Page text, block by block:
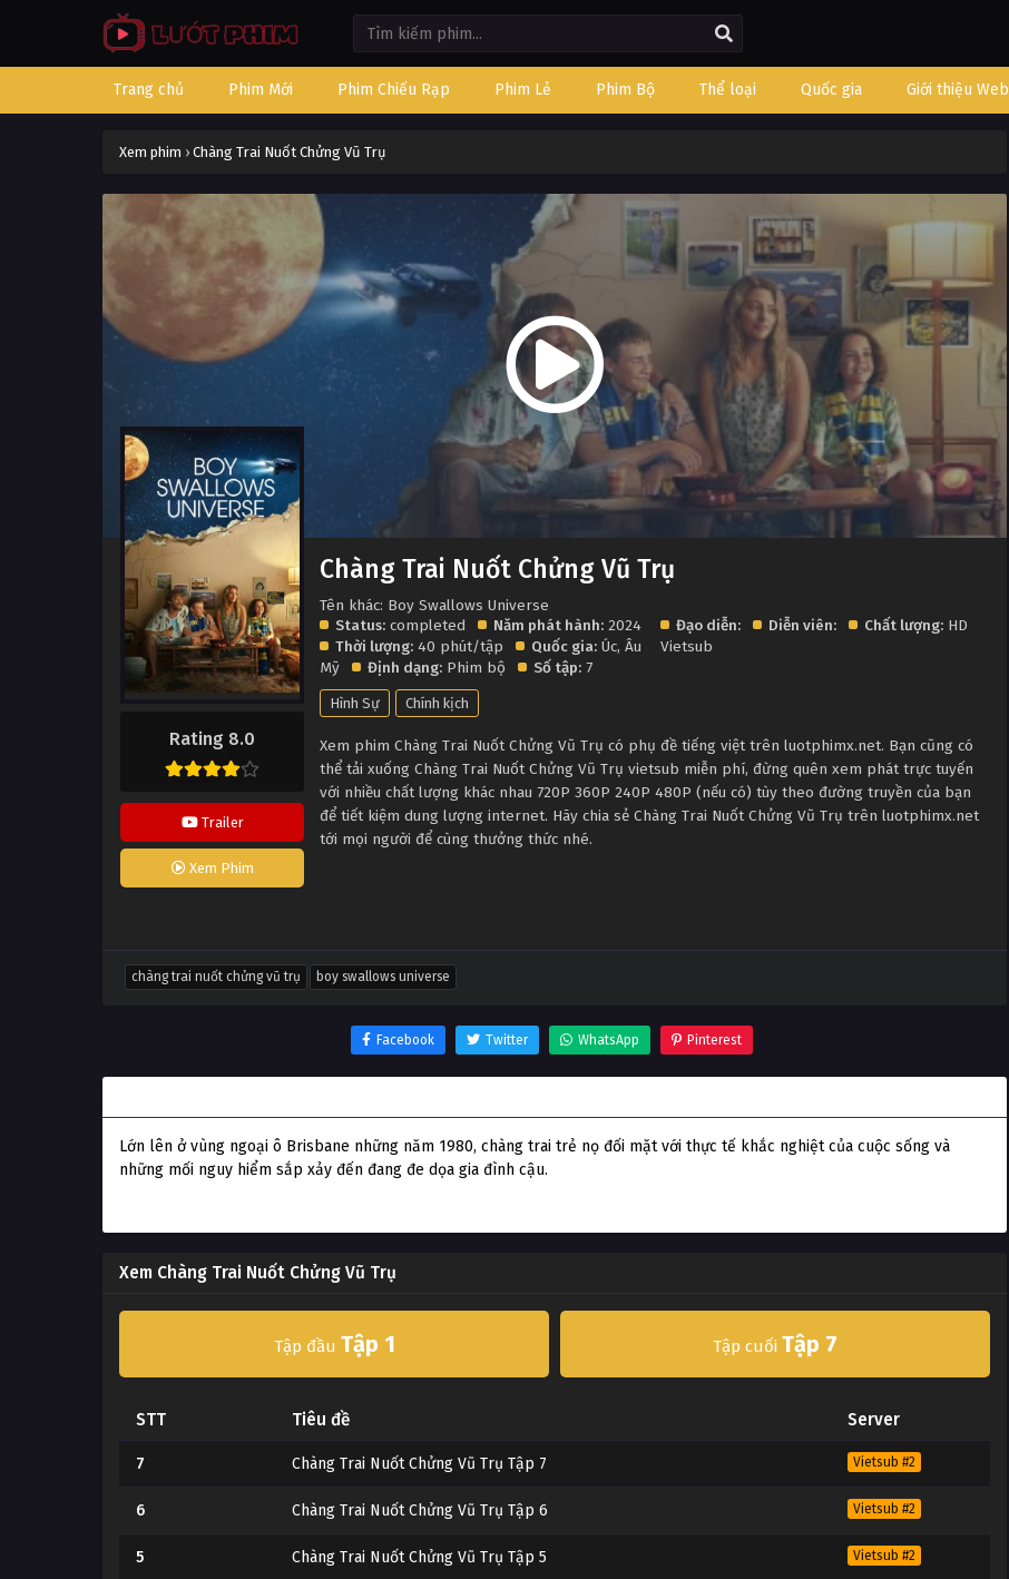
Trang chủ Phim Mới Phim Chiếu Rạp Phim Lẻ Phim Bộ Thể loại Quốc gia Giới thiệu Web
Xem phim › Chàng Trai Nuốt Chửng Vũ Trụ
Rating 8.0
Trailer
Xem Phim
Chàng Trai Nuốt Chửng Vũ Trụ
Tên khác: Boy Swallows Universe
Status: completed Năm phát hành: 2024
Thời lượng: 40 phút/tập Quốc gia: Úc, Âu
Mỹ
Định dạng: Phim bộ Số tập: 7
Đạo diễn: Diễn viên: Chất lượng:HD
Vietsub
Hình Sự Chính kịch
Xem phim Chàng Trai Nuốt Chửng Vũ Trụ có phụ đề tiếng việt trên luotphimx.net. Bạn cũng có
thể tải xuống Chàng Trai Nuốt Chửng Vũ Trụ vietsub miễn phí, đừng quên xem phát trực tuyến
với nhiều chất lượng khác nhau 720P 360P 240P 480P (nếu có) tùy theo đường truyền của bạn
để tiết kiệm dung lượng internet. Hãy chia sẻ Chàng Trai Nuốt Chửng Vũ Trụ trên luotphimx.net
tới mọi người để cùng thưởng thức nhé.
chàng trai nuốt chửng vũ trụ boy swallows universe
Facebook Twitter WhatsApp Pinterest
Lớn lên ở vùng ngoại ô Brisbane những năm 1980, chàng trai trẻ nọ đối mặt với thực tế khắc nghiệt của cuộc sống và
những mối nguy hiểm sắp xảy đến đang đe dọa gia đình cậu.
Xem Chàng Trai Nuốt Chửng Vũ Trụ
Tập đầu Tập 1 Tập cuối Tập 7
STT Tiêu đề Server
7 Chàng Trai Nuốt Chửng Vũ Trụ Tập 7 Vietsub #2
6 Chàng Trai Nuốt Chửng Vũ Trụ Tập 6 Vietsub #2
5 Chàng Trai Nuốt Chửng Vũ Trụ Tập 5 Vietsub #2